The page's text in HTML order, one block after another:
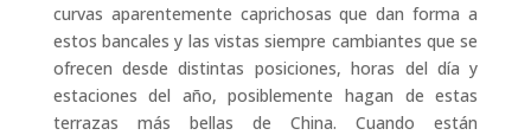
curvas aparentemente caprichosas que dan forma a
estos bancales y las vistas siempre cambiantes que se
ofrecen desde distintas posiciones, horas del día y
estaciones del año, posiblemente hagan de estas
terrazas más bellas de China. Cuando están